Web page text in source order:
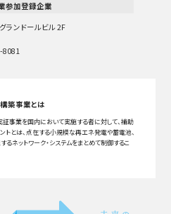
参加登録企業
ランドールビル 2F
構築事業とは
事業を国内において実施する者に対して、補助
トとは、点在する小規模な再エネ発電や蓄電池、
ネットワーク・システムをまとめて制御するこ